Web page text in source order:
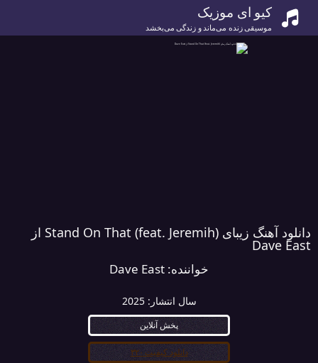
کیو ای موزیک
موسیقی زنده می‌ماند و زندگی می‌بخشد
دانلود آهنگ زیبای Stand On That (feat. Jeremih) از
Dave East
خواننده: Dave East
سال انتشار:2025
پخش آنلاین
دانلود کیفیت ۳۲۰